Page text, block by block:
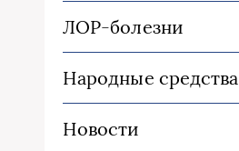
ЛОР-болезни
Народные средства
Новости